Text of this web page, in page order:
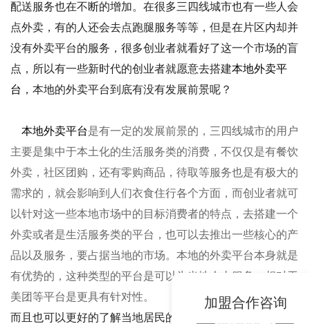
加盟合作咨询
配送服务也在不断的增加。在很多三四线城市也有一些人会
点外卖，有的人还会去点跑腿服务等等，但是在片区内却并
没有外卖平台的服务，很多创业者就看好了这一个市场的盲
点，所以有一些新时代的创业者就愿意去搭建本地外卖平
台 ，本地的外卖平台到底有没有发展前景呢？
本地外卖平台是有一定的发展前景的，三四线城市的用户
主要是集中于本土化的生活服务类的消费，不仅仅是有餐饮
外卖，社区团购，还有零购商品，待取等服务也是有极大的
需求的，就会影响到人们衣食住行各个方面，而创业者就可
以针对这一些本地市场中的目标消费者的特点，去搭建一个
外卖或者是生活服务类的平台，也可以去推出一些核心的产
品以及服务，要占据当地的市场。本地的外卖平台本身就是
有优势的，这种类型的平台是可以为当地人去服务，相对于
美团等平台是更具有针对性。
而且也可以更好的了解当地居民的生活习惯，可以更好的提